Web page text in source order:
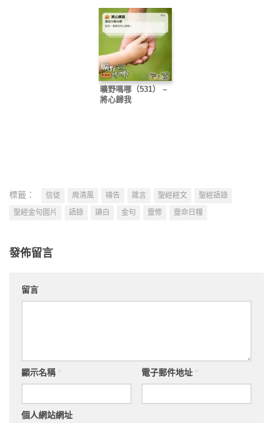
曠野嗎哪（531） –
將心歸我
標籤： 信徒 周清風 禱告 箴言 聖經經文
聖經語錄
聖經金句圖片
語錄 讀白 金句 靈修 靈命日糧
發佈留言
留言
顯示名稱 電子郵件地址
個人網站網址